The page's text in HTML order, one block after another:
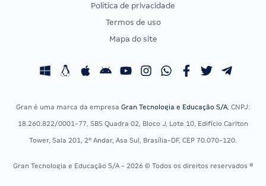
CONCURSOS POR PROFISSÃO
Concursos Fiscais
Residência Multiprofissional
EXAME DE ORDEM
Calendário OAB
Política de privacidade
Termos de uso
Mapa do site
Gran é uma marca da empresa Gran Tecnologia e Educação S/A, CNPJ:
18.260.822/0001-77, SBS Quadra 02, Bloco J, Lote 10, Edifício Carlton
Tower, Sala 201, 2º Andar, Asa Sul, Brasília-DF, CEP 70.070-120.
Gran Tecnologia e Educação S/A - 2026 © Todos os direitos reservados ®